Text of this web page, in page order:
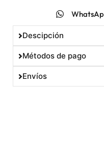
Descipción
Métodos de pago
Envíos
En tu